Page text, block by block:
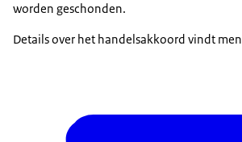
worden geschonden.
Details over het handelsakkoord vindt men